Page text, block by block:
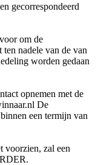
gecorrespondeerd
om de
nadele van de van
worden gedaan
opnemen met de
De
een termijn van
voorzien, zal een